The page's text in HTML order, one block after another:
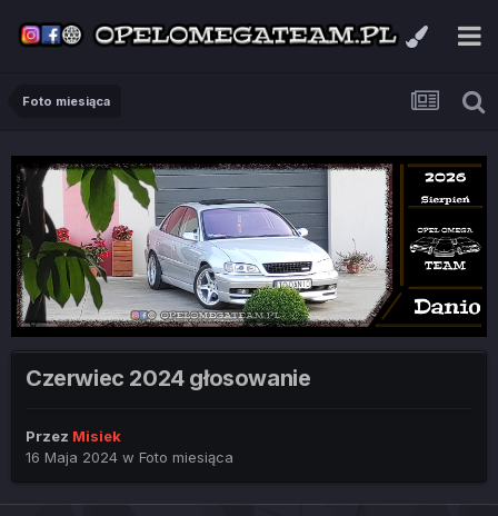
Foto miesiąca
Czerwiec 2024 głosowanie
Przez Misiek
16 Maja 2024 w Foto miesiąca